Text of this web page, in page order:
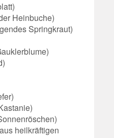
Heinbuche)
Springkraut)
heilkräftigen